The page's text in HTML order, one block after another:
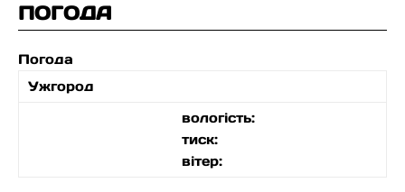
ПОГОДА
Погода
Ужгород
вологість:
тиск:
вітер: